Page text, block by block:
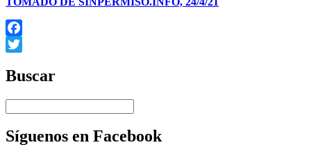
Facebook
Buscar
Síguenos en Facebook